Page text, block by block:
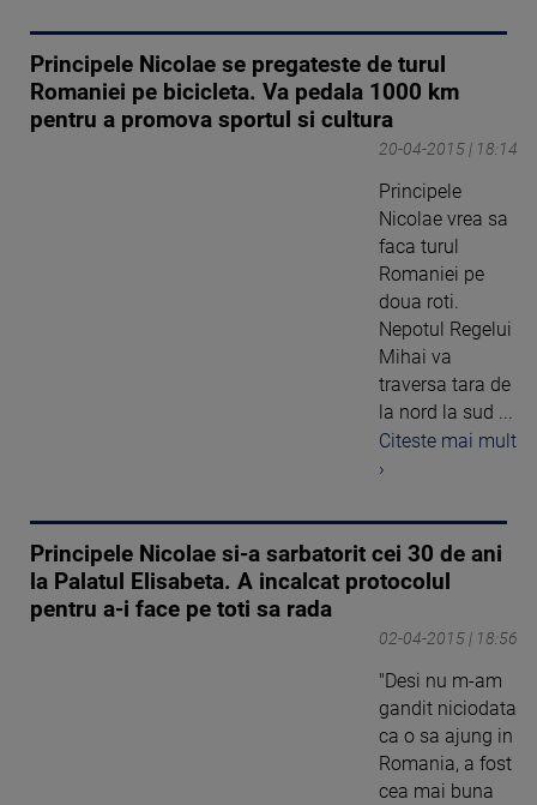
Principele Nicolae se pregateste de turul
Romaniei pe bicicleta. Va pedala 1000 km
pentru a promova sportul si cultura
20-04-2015 | 18:14
Principele
Nicolae vrea sa
faca turul
Romaniei pe
doua roti.
Nepotul Regelui
Mihai va
traversa tara de
la nord la sud ...
Citeste mai mult
›
Principele Nicolae si-a sarbatorit cei 30 de ani
la Palatul Elisabeta. A incalcat protocolul
pentru a-i face pe toti sa rada
02-04-2015 | 18:56
"Desi nu m-am
gandit niciodata
ca o sa ajung in
Romania, a fost
cea mai buna